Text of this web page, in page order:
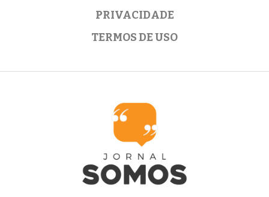
PRIVACIDADE
TERMOS DE USO